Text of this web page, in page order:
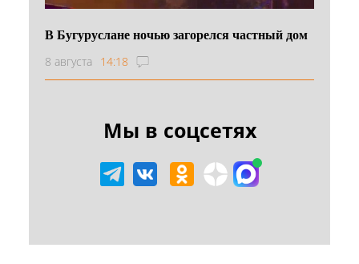
В Бугуруслане ночью загорелся частный дом
8 августа 14:18
Мы в соцсетях